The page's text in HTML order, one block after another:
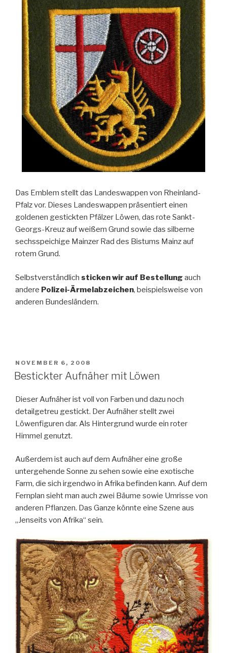
Das Emblem stellt das Landeswappen von Rheinland-
Pfalz vor. Dieses Landeswappen präsentiert einen
goldenen gestickten Pfälzer Löwen, das rote Sankt-
Georgs-Kreuz auf weißem Grund sowie das silberne
sechsspeichige Mainzer Rad des Bistums Mainz auf
rotem Grund.
Selbstverständlich sticken wir auf Bestellung auch
andere Polizei-Ärmelabzeichen, beispielsweise von
anderen Bundesländern.
POSTED
ON
NOVEMBER 6, 2008
Bestickter Aufnäher mit Löwen
Dieser Aufnäher ist voll von Farben und dazu noch
detailgetreu gestickt. Der Aufnäher stellt zwei
Löwenfiguren dar. Als Hintergrund wurde ein roter
Himmel genutzt.
Außerdem ist auch auf dem Aufnäher eine große
untergehende Sonne zu sehen sowie eine exotische
Farm, die sich irgendwo in Afrika befinden kann. Auf dem
Fernplan sieht man auch zwei Bäume sowie Umrisse von
anderen Pflanzen. Das Ganze könnte eine Szene aus
„Jenseits von Afrika“ sein.